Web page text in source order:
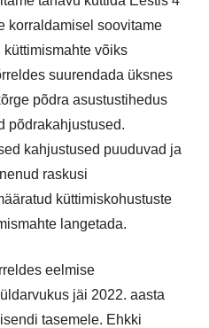
korraldamisel soovitame
võiks
suurendada üksnes
põdra asustustihedus
põdrakahjustused.
kahjustused puuduvad ja
raskusi
küttimiskohustuste
langetada.
eelmise
jäi 2022. aasta
tasemele. Ehkki